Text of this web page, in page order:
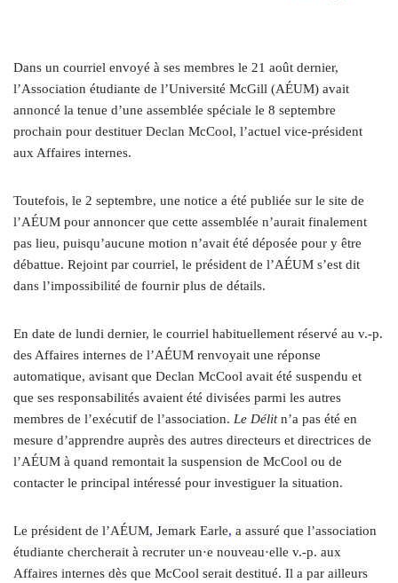
Dans un courriel envoyé à ses membres le 21 août dernier,
l’Association étudiante de l’Université McGill (AÉUM) avait
annoncé la tenue d’une assemblée spéciale le 8 septembre
prochain pour destituer Declan McCool, l’actuel vice-président
aux Affaires internes.
Toutefois, le 2 septembre, une notice a été publiée sur le site de
l’AÉUM pour annoncer que cette assemblée n’aurait finalement
pas lieu, puisqu’aucune motion n’avait été déposée pour y être
débattue. Rejoint par courriel, le président de l’AÉUM s’est dit
dans l’impossibilité de fournir plus de détails.
En date de lundi dernier, le courriel habituellement réservé au v.-p.
des Affaires internes de l’AÉUM renvoyait une réponse
automatique, avisant que Declan McCool avait été suspendu et
que ses responsabilités avaient été divisées parmi les autres
membres de l’exécutif de l’association. Le Délitn’a pas été en
mesure d’apprendre auprès des autres directeurs et directrices de
l’AÉUM à quand remontait la suspension de McCool ou de
contacter le principal intéressé pour investiguer la situation.
Le président de l’AÉUM, Jemark Earle, a assuré que l’association
étudiante chercherait à recruter un·e nouveau·elle v.-p. aux
Affaires internes dès que McCool serait destitué. Il a par ailleurs